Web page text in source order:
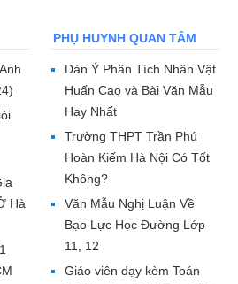
Hà
PHỤ HUYNH QUAN TÂM
Dàn Ý Phân Tích Nhân Vật
Huấn Cao và Bài Văn Mẫu
Hay Nhất
Trường THPT Trần Phú
Hoàn Kiếm Hà Nội Có Tốt
Không?
Văn Mẫu Nghị Luận Về
Bạo Lực Học Đường Lớp
11, 12
Giáo viên dạy kèm Toán